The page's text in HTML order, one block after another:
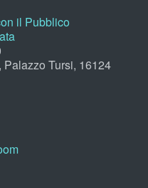
il Pubblico
Tursi, 16124